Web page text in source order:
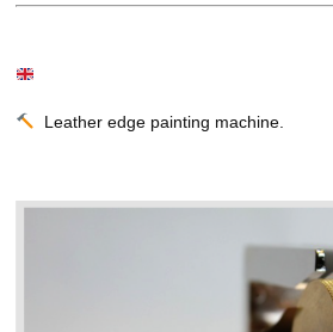
Leather edge painting machine.